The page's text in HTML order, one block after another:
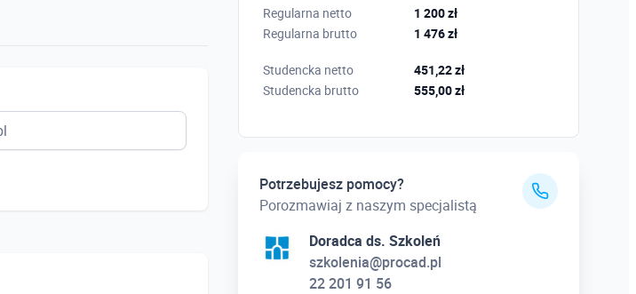
Regularna netto
1 200 zł
Regularna brutto
1 476 zł
Studencka netto
451,22 zł
Studencka brutto
555,00 zł
Potrzebujesz pomocy?
Porozmawiaj z naszym specjalistą
Doradca ds. Szkoleń
szkolenia@procad.pl
22 201 91 56